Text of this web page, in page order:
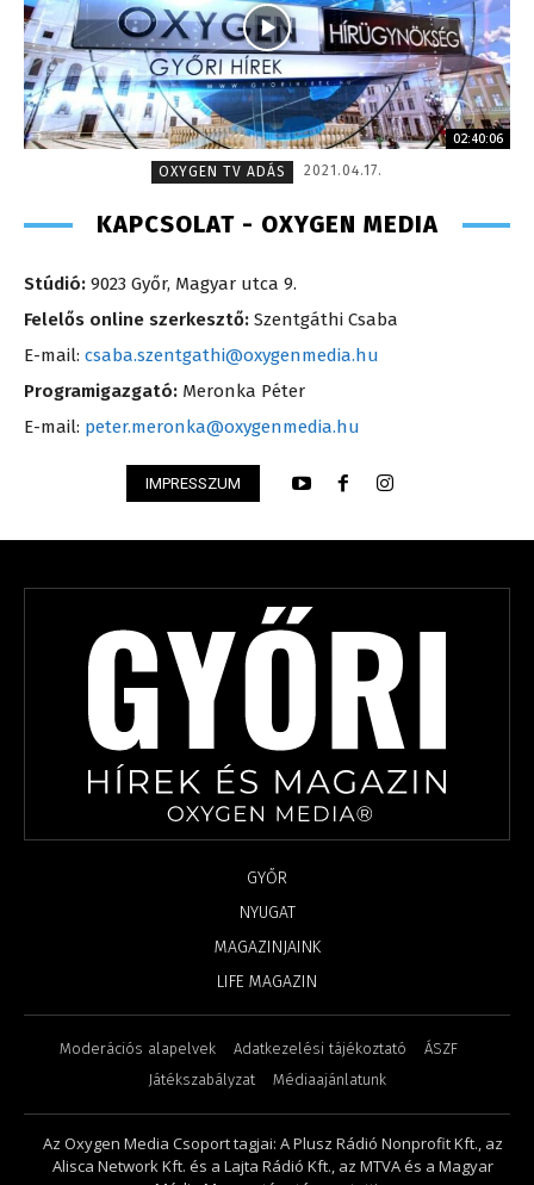
02:40:06
OXYGEN TV ADÁS
2021.04.17.
KAPCSOLAT - OXYGEN MEDIA
Stúdió: 9023 Győr, Magyar utca 9.
Felelős online szerkesztő: Szentgáthi Csaba
E-mail: csaba.szentgathi@oxygenmedia.hu
Programigazgató: Meronka Péter
E-mail: peter.meronka@oxygenmedia.hu
IMPRESSZUM
GYŐR
NYUGAT
MAGAZINJAINK
LIFE MAGAZIN
Moderációs alapelvek Adatkezelési tájékoztató
ÁSZF
Játékszabályzat
Médiaajánlatunk
Az Oxygen Media Csoport tagjai: A Plusz Rádió Nonprofit Kft., az
Alisca Network Kft. és a Lajta Rádió Kft., az MTVA és a Magyar